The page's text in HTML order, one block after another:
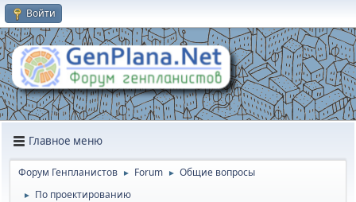
Войти
Главное меню
Форум Генпланистов ► Forum ► Общие вопросы
►
По проектированию